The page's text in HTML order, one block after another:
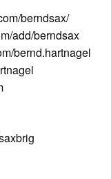
berndsax/
add/berndsax
bernd.hartnagel